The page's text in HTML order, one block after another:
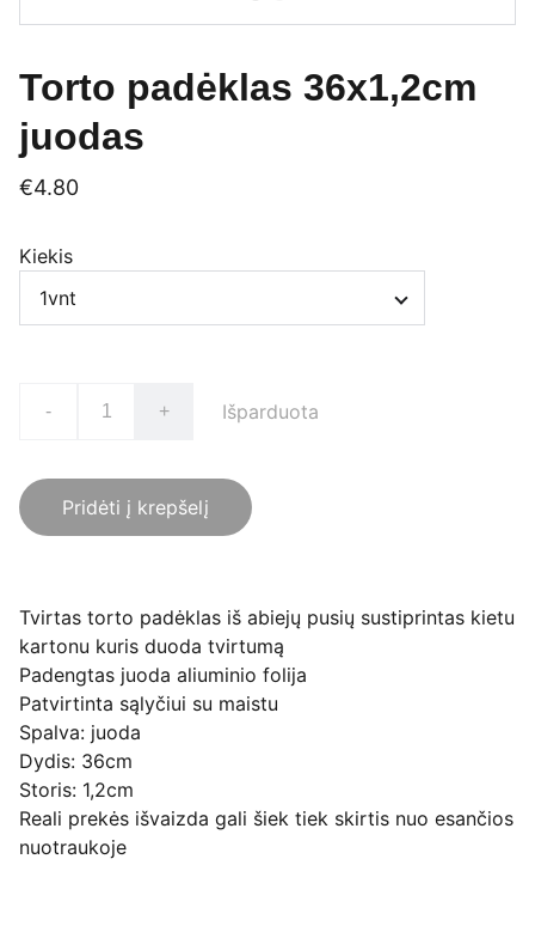
Torto padėklas 36x1,2cm
juodas
€4.80
Kiekis
- + Išparduota
Pridėti į krepšelį
Tvirtas torto padėklas iš abiejų pusių sustiprintas kietu
kartonu kuris duoda tvirtumą
Padengtas juoda aliuminio folija
Patvirtinta sąlyčiui su maistu
Spalva: juoda
Dydis: 36cm
Storis: 1,2cm
Reali prekės išvaizda gali šiek tiek skirtis nuo esančios
nuotraukoje